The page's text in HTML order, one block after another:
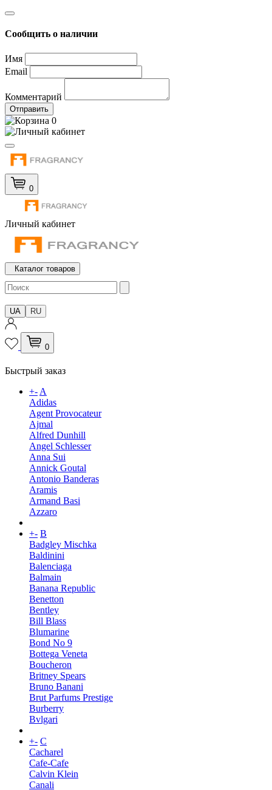
Сообщить о наличии
Имя
Email
Комментарий
Отправить
0
0
Личный кабинет
Каталог товаров
UA RU
0
Быстрый заказ
+-A
Adidas
Agent Provocateur
Ajmal
Alfred Dunhill
Angel Schlesser
Anna Sui
Annick Goutal
Antonio Banderas
Aramis
Armand Basi
Azzaro
+- B
Badgley Mischka
Baldinini
Balenciaga
Balmain
Banana Republic
Benetton
Bentley
Bill Blass
Blumarine
Bond No 9
Bottega Veneta
Boucheron
Britney Spears
Bruno Banani
Brut Parfums Prestige
Burberry
Bvlgari
+- C
Cacharel
Cafe-Cafe
Calvin Klein
Canali